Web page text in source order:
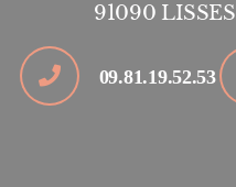
91090 LISSES
09.81.19.52.53